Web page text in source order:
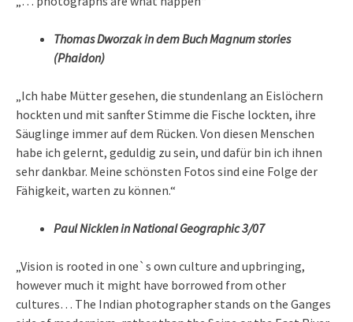
Thomas Dworzak in dem Buch Magnum stories
(Phaidon)
„Ich habe Mütter gesehen, die stundenlang an Eislöchern
hockten und mit sanfter Stimme die Fische lockten, ihre
Säuglinge immer auf dem Rücken. Von diesen Menschen
habe ich gelernt, geduldig zu sein, und dafür bin ich ihnen
sehr dankbar. Meine schönsten Fotos sind eine Folge der
Fähigkeit, warten zu können.“
Paul Nicklen in National Geographic 3/07
„Vision is rooted in one`s own culture and upbringing,
however much it might have borrowed from other
cultures… The Indian photographer stands on the Ganges